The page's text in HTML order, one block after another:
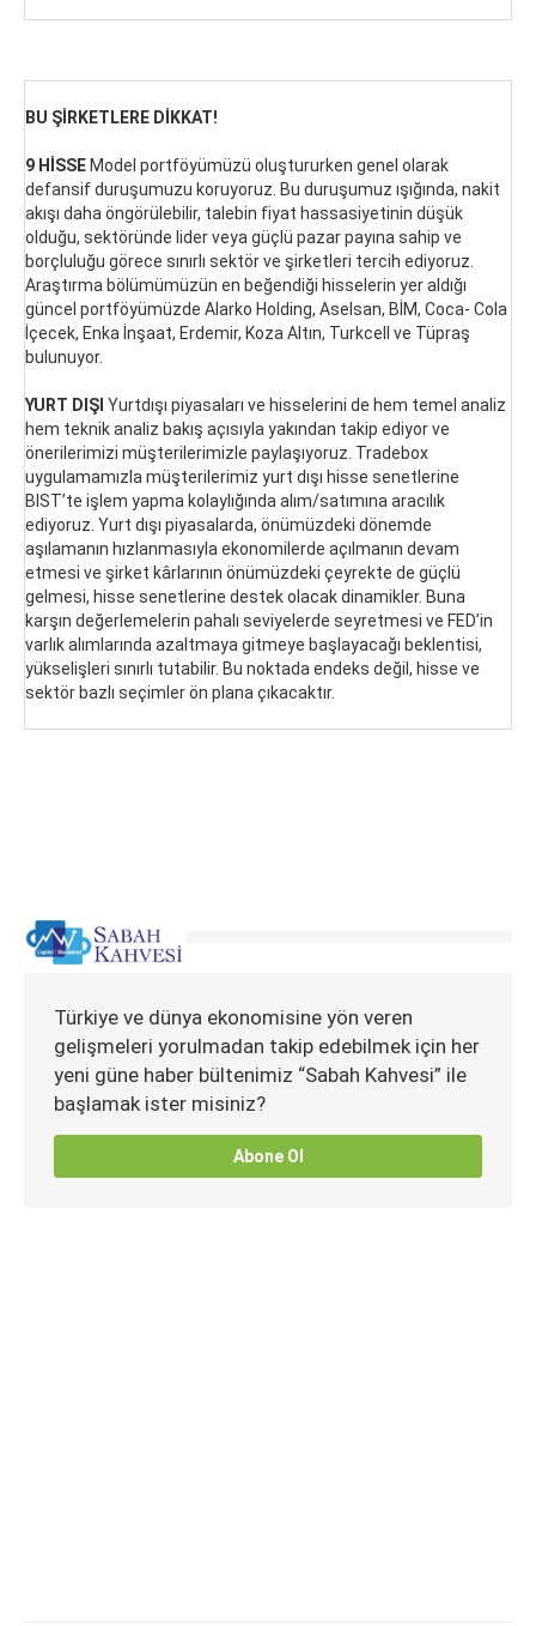
BU ŞİRKETLERE DİKKAT!
9 HİSSE Model portföyümüzü oluştururken genel olarak
defansif duruşumuzu koruyoruz. Bu duruşumuz ışığında, nakit
akışı daha öngörülebilir, talebin fiyat hassasiyetinin düşük
olduğu, sektöründe lider veya güçlü pazar payına sahip ve
borçluluğu görece sınırlı sektör ve şirketleri tercih ediyoruz.
Araştırma bölümümüzün en beğendiği hisselerin yer aldığı
güncel portföyümüzde Alarko Holding, Aselsan, BİM, Coca- Cola
İçecek, Enka İnşaat, Erdemir, Koza Altın, Turkcell ve Tüpraş
bulunuyor.
YURT DIŞI Yurtdışı piyasaları ve hisselerini de hem temel analiz
hem teknik analiz bakış açısıyla yakından takip ediyor ve
önerilerimizi müşterilerimizle paylaşıyoruz. Tradebox
uygulamamızla müşterilerimiz yurt dışı hisse senetlerine
BIST’te işlem yapma kolaylığında alım/satımına aracılık
ediyoruz. Yurt dışı piyasalarda, önümüzdeki dönemde
aşılamanın hızlanmasıyla ekonomilerde açılmanın devam
etmesi ve şirket kârlarının önümüzdeki çeyrekte de güçlü
gelmesi, hisse senetlerine destek olacak dinamikler. Buna
karşın değerlemelerin pahalı seviyelerde seyretmesi ve FED’in
varlık alımlarında azaltmaya gitmeye başlayacağı beklentisi,
yükselişleri sınırlı tutabilir. Bu noktada endeks değil, hisse ve
sektör bazlı seçimler ön plana çıkacaktır.
Türkiye ve dünya ekonomisine yön veren
gelişmeleri yorulmadan takip edebilmek için her
yeni güne haber bültenimiz “Sabah Kahvesi” ile
başlamak ister misiniz?
Abone Ol